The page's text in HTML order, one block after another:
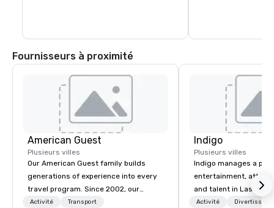
Fournisseurs à proximité
American Guest
Plusieurs villes
Our American Guest family builds
generations of experience into every
travel program. Since 2002, our
mission has been to capture the
Activité
Transport
Indigo
Plusieurs villes
Indigo manages a
entertainment,
and talent in Las
and Atlantic City. We
Activité